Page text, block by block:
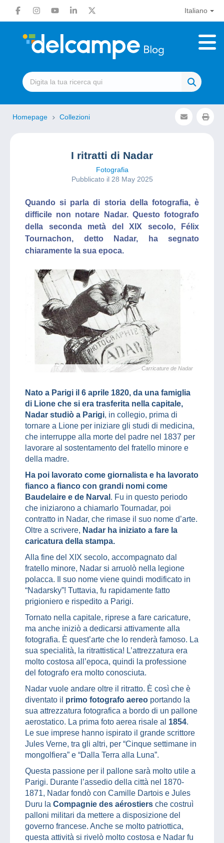
Italiano
Homepage Collezioni
I ritratti di Nadar
Fotografia
Pubblicato il 28 May 2025
Quando si parla di storia della fotografia, è
difficile non notare Nadar. Questo fotografo
della seconda metà del XIX secolo, Félix
Tournachon, detto Nadar, ha segnato
chiaramente la sua epoca.
Carricature de Nadar
Nato a Parigi il 6 aprile 1820, da una famiglia
di Lione che si era trasferita nella capitale,
Nadar studiò a Parigi, in collegio, prima di
tornare a Lione per iniziare gli studi di medicina,
che interruppe alla morte del padre nel 1837 per
lavorare al sostentamento del fratello minore e
della madre.
Ha poi lavorato come giornalista e ha lavorato
fianco a fianco con grandi nomi come
Baudelaire e de Narval . Fu in questo periodo
che iniziarono a chiamarlo Tournadar, poi
contratto in Nadar, che rimase il suo nome d’arte.
Oltre a scrivere, Nadar ha iniziato a fare la
caricatura della stampa.
Alla fine del XIX secolo, accompagnato dal
fratello minore, Nadar si arruolò nella legione
polacca. Il suo nome viene quindi modificato in
“Nadarsky”! Tuttavia, fu rapidamente fatto
prigioniero e rispedito a Parigi.
Tornato nella capitale, riprese a fare caricature,
ma anche iniziò a dedicarsi attivamente alla
fotografia. È quest’arte che lo renderà famoso. La
sua specialità, la ritrattistica! L’attrezzatura era
molto costosa all’epoca, quindi la professione
del fotografo era molto conosciuta.
Nadar vuole andare oltre il ritratto. È così che è
diventato il primo fotografo aereo portando la
sua attrezzatura fotografica a bordo di un pallone
aerostatico. La prima foto aerea risale al 1854.
Le sue imprese hanno ispirato il grande scrittore
Jules Verne, tra gli altri, per “Cinque settimane in
mongolfiera” e “Dalla Terra alla Luna”.
Questa passione per il pallone sarà molto utile a
Parigi. Durante l’assedio della città nel 1870-
1871, Nadar fondò con Camille Dartois e Jules
Duru la Compagnie des aérostiers che costruì
palloni militari da mettere a disposizione del
governo francese. Anche se molto patriottica,
questa attività si rivelò molto costosa e Nadar fu